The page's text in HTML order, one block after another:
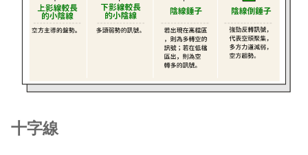
十字線